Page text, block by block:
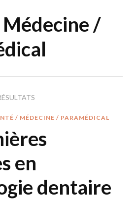
/
/ MÉDECINE / PARAMÉDICAL
en
dentaire